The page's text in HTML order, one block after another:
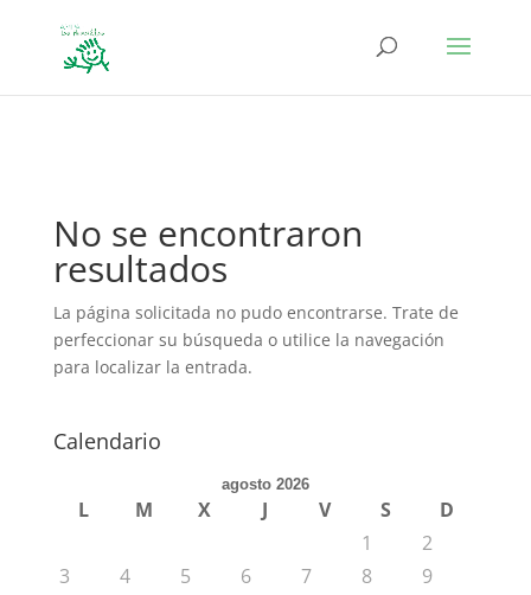
No se encontraron
resultados
La página solicitada no pudo encontrarse. Trate de
perfeccionar su búsqueda o utilice la navegación
para localizar la entrada.
Calendario
agosto 2026
L M X J V S
D
1
2
3
4 5 6 7 8
9